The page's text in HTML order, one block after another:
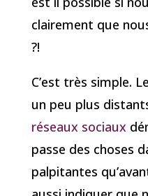
clairement que
?!
C’est très simple.
un peu plus
réseaux sociaux
passe des choses
palpitantes